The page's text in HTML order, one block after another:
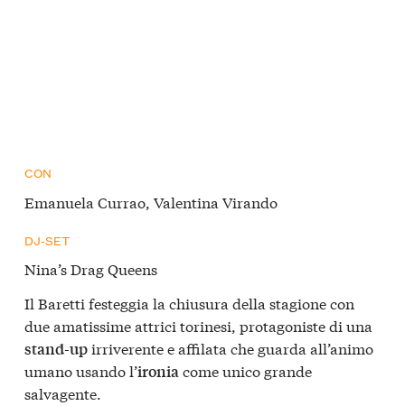
CON
Emanuela Currao, Valentina Virando
DJ-SET
Nina’s Drag Queens
Il Baretti festeggia la chiusura della stagione con
due amatissime attrici torinesi, protagoniste di una
stand-upirriverente e affilata che guarda all’animo
umano usando l’ironiacome unico grande
salvagente.